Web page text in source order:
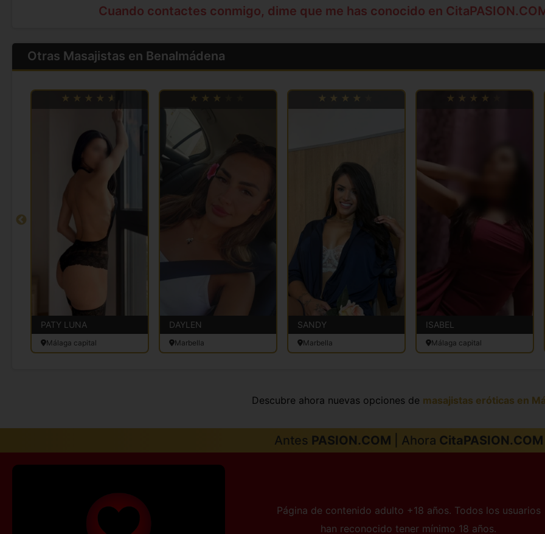
Cuando contactes conmigo, dime que me has conocido en
Otras Masajistas en Benalmádena
PATY LUNA
Málaga capital
DAYLEN
Marbella
SANDY
Marbella
ISABEL
Málaga capital
Descubre ahora nuevas opciones de masajistas eróticas en
Antes PASION.COM | Ahora CitaPASION.COM
Página de contenido adulto +18 años. Todos los usuarios
han reconocido tener mínimo 18 años.